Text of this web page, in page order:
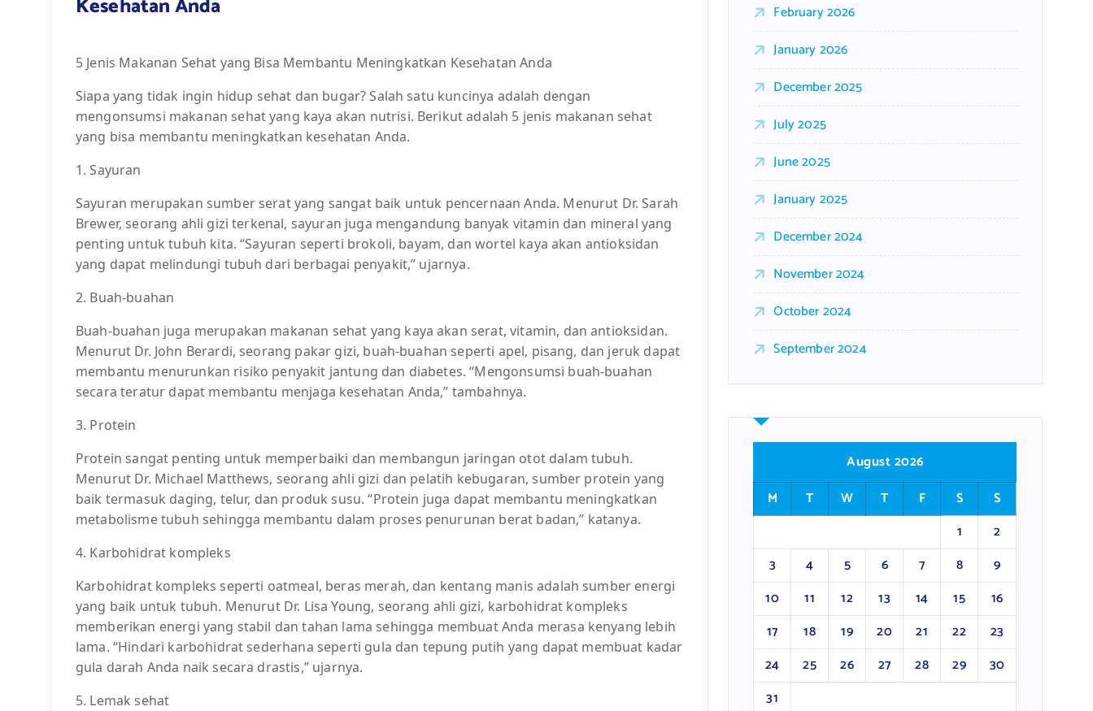
Kesehatan Anda
5 Jenis Makanan Sehat yang Bisa Membantu Meningkatkan Kesehatan Anda
Siapa yang tidak ingin hidup sehat dan bugar? Salah satu kuncinya adalah dengan
mengonsumsi makanan sehat yang kaya akan nutrisi. Berikut adalah 5 jenis makanan sehat
yang bisa membantu meningkatkan kesehatan Anda.
1. Sayuran
Sayuran merupakan sumber serat yang sangat baik untuk pencernaan Anda. Menurut Dr. Sarah
Brewer, seorang ahli gizi terkenal, sayuran juga mengandung banyak vitamin dan mineral yang
penting untuk tubuh kita. “Sayuran seperti brokoli, bayam, dan wortel kaya akan antioksidan
yang dapat melindungi tubuh dari berbagai penyakit,” ujarnya.
2. Buah-buahan
Buah-buahan juga merupakan makanan sehat yang kaya akan serat, vitamin, dan antioksidan.
Menurut Dr. John Berardi, seorang pakar gizi, buah-buahan seperti apel, pisang, dan jeruk dapat
membantu menurunkan risiko penyakit jantung dan diabetes. “Mengonsumsi buah-buahan
secara teratur dapat membantu menjaga kesehatan Anda,” tambahnya.
3. Protein
Protein sangat penting untuk memperbaiki dan membangun jaringan otot dalam tubuh.
Menurut Dr. Michael Matthews, seorang ahli gizi dan pelatih kebugaran, sumber protein yang
baik termasuk daging, telur, dan produk susu. “Protein juga dapat membantu meningkatkan
metabolisme tubuh sehingga membantu dalam proses penurunan berat badan,” katanya.
4. Karbohidrat kompleks
Karbohidrat kompleks seperti oatmeal, beras merah, dan kentang manis adalah sumber energi
yang baik untuk tubuh. Menurut Dr. Lisa Young, seorang ahli gizi, karbohidrat kompleks
memberikan energi yang stabil dan tahan lama sehingga membuat Anda merasa kenyang lebih
lama. “Hindari karbohidrat sederhana seperti gula dan tepung putih yang dapat membuat kadar
gula darah Anda naik secara drastis,” ujarnya.
5. Lemak sehat
February 2026
January 2026
December 2025
July 2025
June 2025
January 2025
December 2024
November 2024
October 2024
September 2024
August 2026
M
T W T F S
S
1
2
3
4 5 6 7 8
9
10
11 12 13 14 15
16
17
18 19 20 21 22
23
24
25 26 27 28 29
30
31